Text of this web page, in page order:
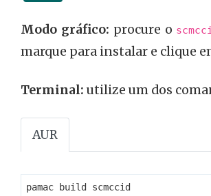
Modo gráfico: procure o
marque para instalar e clique
Terminal: utilize um dos
AUR
pamac build scmccid